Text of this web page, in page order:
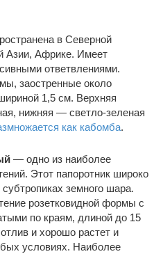
в Северной
Азии, Африке. Имеет
ответвлениями.
заостренные около
1,5 см. Верхняя
нижняя — светло-зеленая
как кабомба.
— одно из наиболее
Этот папоротник широко
земного шара.
розетковидной формы с
по краям, длиной до 15
и хорошо растет и
условиях. Наиболее